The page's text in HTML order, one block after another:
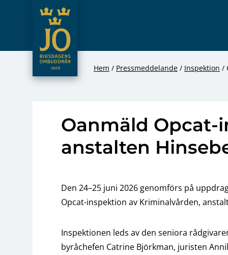
Hoppa till innehåll
JO – Riksdagens Ombudsmän
Hem Pressmeddelande Inspektion
Oanmäld Opcat-
anstalten
Den 24–25 juni 2026 genomförs på
Opcat-inspektion av Kriminalvården,
Inspektionen leds av den seniora
byråchefen Catrine Björkman, juristen